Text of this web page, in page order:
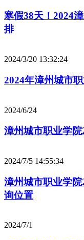
寒假38天！2024
排
2024/3/20 13:32:24
2024年漳州城市
2024/6/24
漳州城市职业学
2024/7/5 14:55:34
漳州城市职业学
询位置
2024/7/1